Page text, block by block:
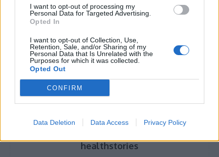
I want to opt-out of processing my
Personal Data for Targeted Advertising.
Opted In
I want to opt-out of Collection, Use,
Retention, Sale, and/or Sharing of my
Personal Data that Is Unrelated with the
Purposes for which it was collected.
Opted Out
CONFIRM
Data Deletion Data Access Privacy Policy
Ελληνική Αντικαρκινική Εταιρεία
Ευαγγελος Φιλόπουλος
χολαγγειοκαρκίνωμα
healthstories